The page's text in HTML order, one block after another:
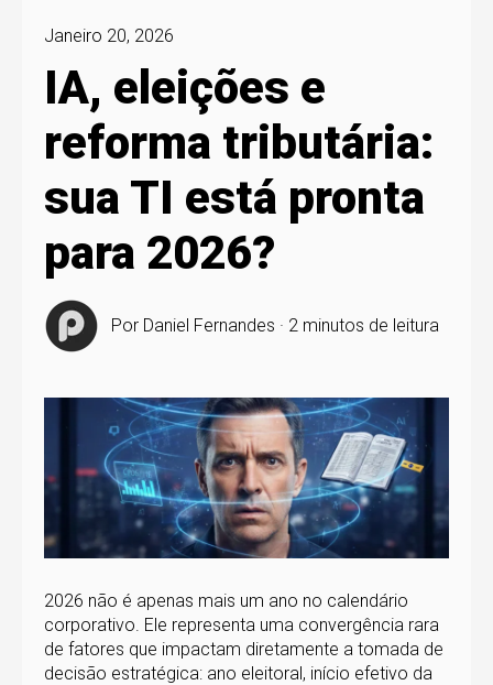
Janeiro 20, 2026
IA, eleições e
reforma tributária:
sua TI está pronta
para 2026?
Por Daniel Fernandes · 2 minutos de leitura
2026 não é apenas mais um ano no calendário
corporativo. Ele representa uma convergência rara
de fatores que impactam diretamente a tomada de
decisão estratégica: ano eleitoral, início efetivo da